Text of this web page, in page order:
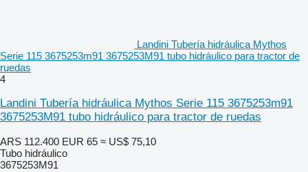
Landini Tubería hidráulica Mythos
Serie 115 3675253m91 3675253M91 tubo hidráulico para tractor de
ruedas
4
Landini Tubería hidráulica Mythos Serie 115 3675253m91
3675253M91 tubo hidráulico para tractor de ruedas
ARS 112.400 EUR 65 ≈ US$ 75,10
Tubo hidráulico
3675253M91